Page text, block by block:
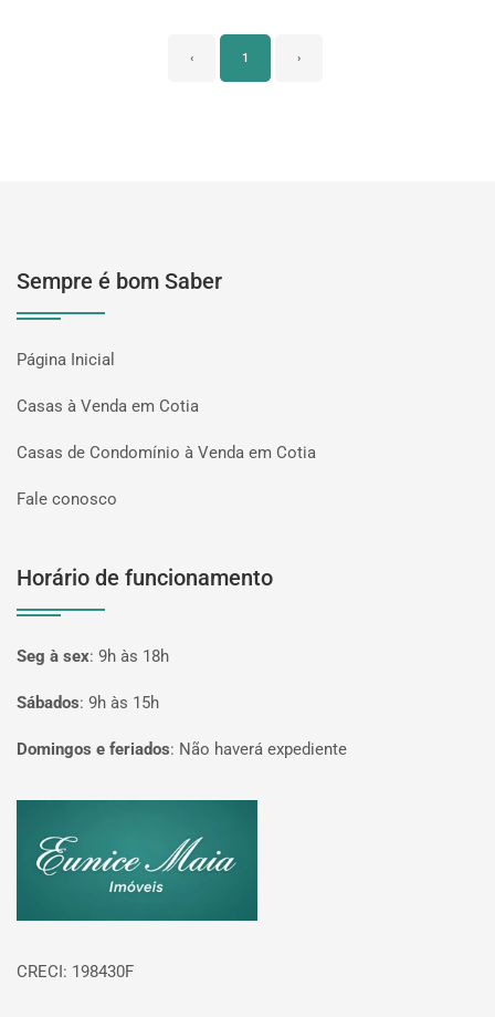
‹ 1 ›
Sempre é bom Saber
Página Inicial
Casas à Venda em Cotia
Casas de Condomínio à Venda em Cotia
Fale conosco
Horário de funcionamento
Seg à sex: 9h às 18h
Sábados: 9h às 15h
Domingos e feriados: Não haverá expediente
CRECI: 198430F